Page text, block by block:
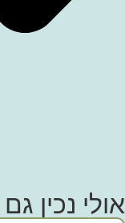
אולי נכין גם